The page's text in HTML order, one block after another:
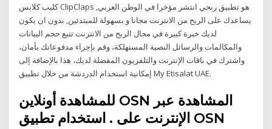
كليب كلابس ClipClaps هو تطبيق ربحي انتشر مؤخرا في الوطن العربي,
يساعدك على الربح من الانترنت مجانا و بسهولة للمبتدئين, بدون ان يكون
لديك خبرة كبيرة في مجال الربح من الانترنت تتبع حجم البيانات
والمكالمات والرسائل النصية المستهلكة، وقم بإجراء مدفوعاتك بأمان،
واشترك في باقات الإنترنت والتلفزيون المفضلة لديك، هذا بالإضافة إلى
إمكانية استخدام الدردشة من خلال تطبيق My Etisalat UAE.
للمشاهدة أونلاين OSN المشاهدة عبر
الإنترنت على . استخدام تطبيق OSN